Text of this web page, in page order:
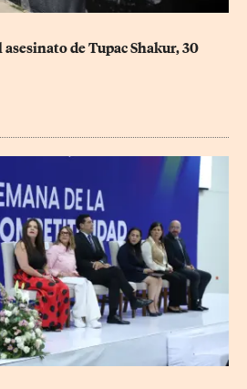
de Tupac Shakur, 30